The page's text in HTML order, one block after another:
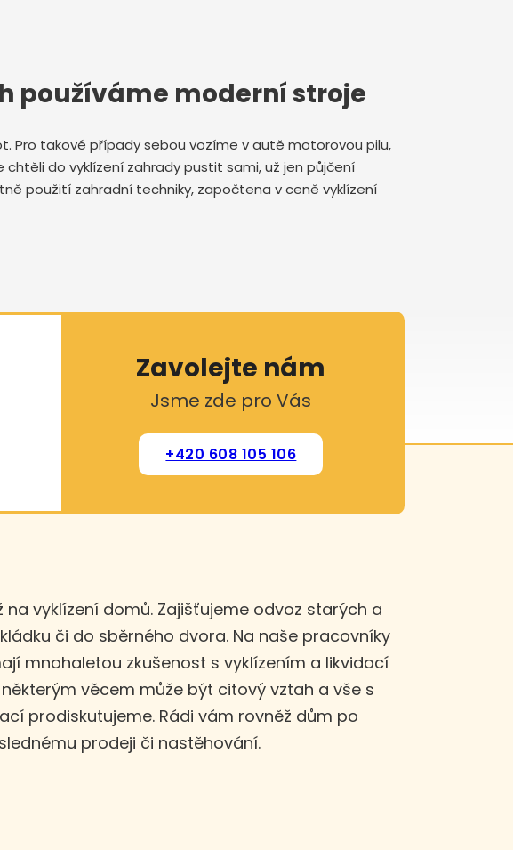
používáme moderní stroje
Pro takové případy sebou vozíme v autě motorovou pilu,
do vyklízení zahrady pustit sami, už jen půjčení
použití zahradní techniky, započtena v ceně vyklízení
Zavolejte nám
Jsme zde pro Vás
+420 608 105 106
na vyklízení domů. Zajišťujeme odvoz starých a
či do sběrného dvora. Na naše pracovníky
mnohaletou zkušenost s vyklízením a likvidací
věcem může být citový vztah a vše s
prodiskutujeme. Rádi vám rovněž dům po
prodeji či nastěhování.